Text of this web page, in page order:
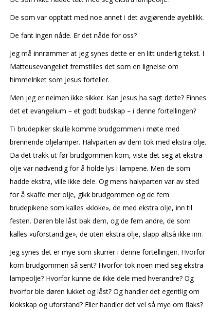
De som var opptatt med noe annet i det avgjørende øyeblikk.
De fant ingen nåde. Er det nåde for oss?
Jeg må innrømmer at jeg synes dette er en litt underlig tekst. I
Matteusevangeliet fremstilles det som en lignelse om
himmelriket som Jesus forteller.
Men jeg er neimen ikke sikker. Kan Jesus ha sagt dette? Finnes
det et evangelium – et godt budskap – i denne fortellingen?
Ti brudepiker skulle komme brudgommen i møte med
brennende oljelamper. Halvparten av dem tok med ekstra olje.
Da det trakk ut før brudgommen kom, viste det seg at ekstra
olje var nødvendig for å holde lys i lampene. Men de som
hadde ekstra, ville ikke dele. Og mens halvparten var av sted
for å skaffe mer olje, gikk brudgommen og de fem
brudepikene som kalles «kloke», de med ekstra olje, inn til
festen. Døren ble låst bak dem, og de fem andre, de som
kalles «uforstandige», de uten ekstra olje, slapp altså ikke inn.
Jeg synes det er mye som skurrer i denne fortellingen. Hvorfor
kom brudgommen så sent? Hvorfor tok noen med seg ekstra
lampeolje? Hvorfor kunne de ikke dele med hverandre? Og
hvorfor ble døren lukket og låst? Og handler det egentlig om
klokskap og uforstand? Eller handler det vel så mye om flaks?